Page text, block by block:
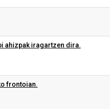
ahizpak iragartzen dira.
frontoian.